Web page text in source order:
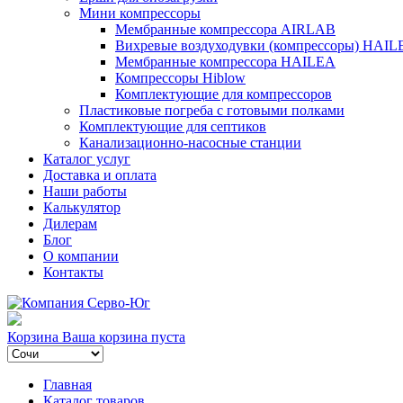
Мини компрессоры
Мембранные компрессора AIRLAB
Вихревые воздуходувки (компрессоры)
Мембранные компрессора HAILEA
Компрессоры Hiblow
Комплектующие для компрессоров
Пластиковые погреба с готовыми полками
Комплектующие для септиков
Канализационно-насосные станции
Каталог услуг
Доставка и оплата
Наши работы
Калькулятор
Дилерам
Блог
О компании
Контакты
Корзина Ваша корзина пуста
Главная